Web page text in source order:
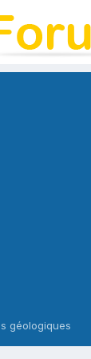
géologiques